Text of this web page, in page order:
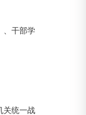
、干部学
关统一战